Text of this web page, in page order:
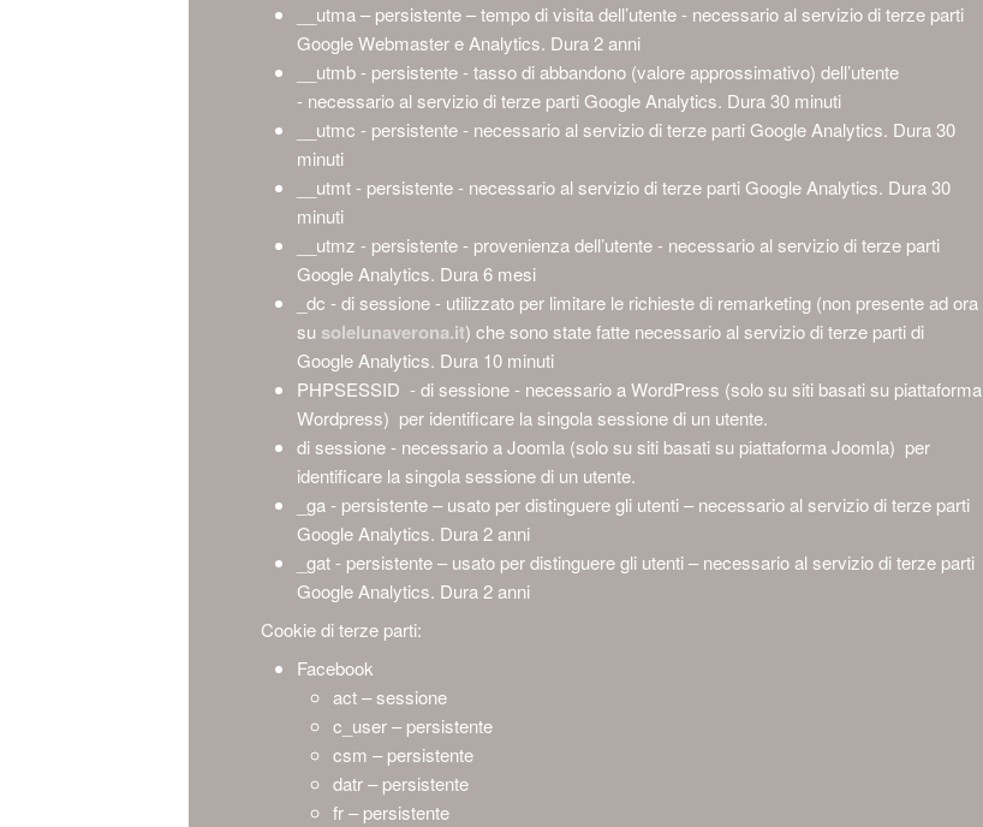
__utma – persistente – tempo di visita dell’utente - necessario al servizio di terze parti
Google Webmaster e Analytics. Dura 2 anni
__utmb - persistente - tasso di abbandono (valore approssimativo) dell’utente
- necessario al servizio di terze parti Google Analytics. Dura 30 minuti
__utmc - persistente - necessario al servizio di terze parti Google Analytics. Dura 30
minuti
__utmt - persistente - necessario al servizio di terze parti Google Analytics. Dura 30
minuti
__utmz - persistente - provenienza dell’utente - necessario al servizio di terze parti
Google Analytics. Dura 6 mesi
_dc - di sessione - utilizzato per limitare le richieste di remarketing (non presente ad ora
su solelunaverona.it) che sono state fatte necessario al servizio di terze parti di
Google Analytics. Dura 10 minuti
PHPSESSID - di sessione - necessario a WordPress (solo su siti basati su piattaforma
Wordpress) per identificare la singola sessione di un utente.
di sessione - necessario a Joomla (solo su siti basati su piattaforma Joomla) per
identificare la singola sessione di un utente.
_ga - persistente – usato per distinguere gli utenti – necessario al servizio di terze parti
Google Analytics. Dura 2 anni
_gat - persistente – usato per distinguere gli utenti – necessario al servizio di terze parti
Google Analytics. Dura 2 anni
Cookie di terze parti:
Facebook
act – sessione
c_user – persistente
csm – persistente
datr – persistente
fr – persistente